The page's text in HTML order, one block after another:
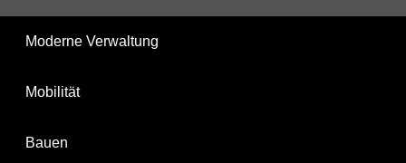
Moderne Verwaltung
Mobilität
Bauen